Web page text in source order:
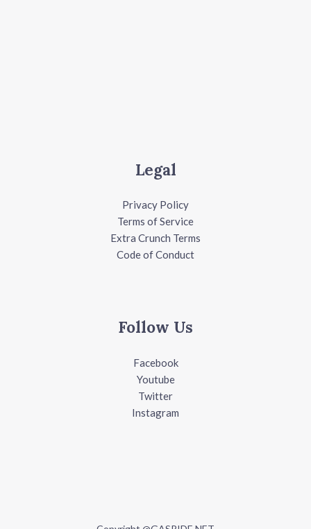
Legal
Privacy Policy
Terms of Service
Extra Crunch Terms
Code of Conduct
Follow Us
Facebook
Youtube
Twitter
Instagram